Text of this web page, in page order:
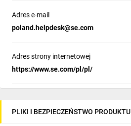
Adres e-mail
poland.helpdesk@se.com
Adres strony internetowej
https://www.se.com/pl/pl/
PLIKI I BEZPIECZEŃSTWO PRODUKTU